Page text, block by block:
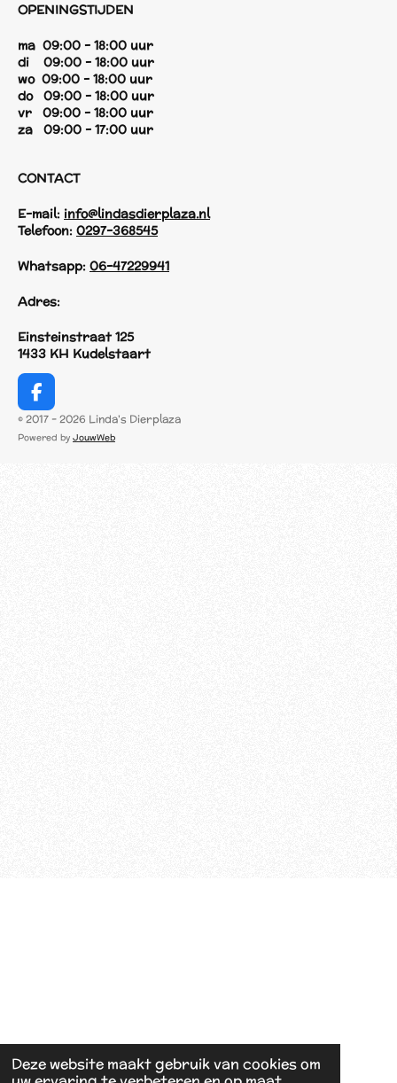
Deze website maakt gebruik van cookies om
OPENINGSTIJDEN
ma 09:00 - 18:00 uur
di 09:00 - 18:00 uur
wo 09:00 - 18:00 uur
do 09:00 - 18:00 uur
vr 09:00 - 18:00 uur
za 09:00 - 17:00 uur
CONTACT
E-mail: info@lindasdierplaza.nl
Telefoon: 0297-368545
Whatsapp: 06-47229941
Adres:
Einsteinstraat 125
1433 KH Kudelstaart
F
a
c
© 2017 - 2026 Linda's Dierplaza
Powered by JouwWeb